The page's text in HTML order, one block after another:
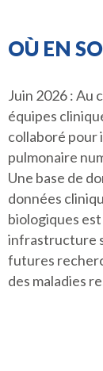
OÙ EN
Juin 2026 : Au
équipes
collaboré pour
pulmonaire
Une base de
données
biologiques
infrastructure
futures
des maladies